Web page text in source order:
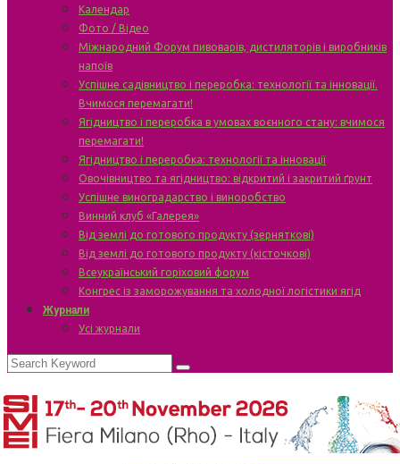
Календар
Фото / Відео
Міжнародний Форум пивоварів, дистиляторів і виробників
напоїв
Успішне садівництво і переробка: технології та інновації.
Вчимося перемагати!
Ягідництво і переробка в умовах воєнного стану: вчимося
перемагати!
Ягідництво і переробка: технології та інновації
Овочівництво та ягідництво: відкритий і закритий ґрунт
Успішне виноградарство і виноробство
Винний клуб «Галерея»
Від землі до готового продукту (зерняткові)
Від землі до готового продукту (кісточкові)
Всеукраїнський горіховий форум
Конгрес із заморожування та холодної логістики ягід
Журнали
Усі журнали